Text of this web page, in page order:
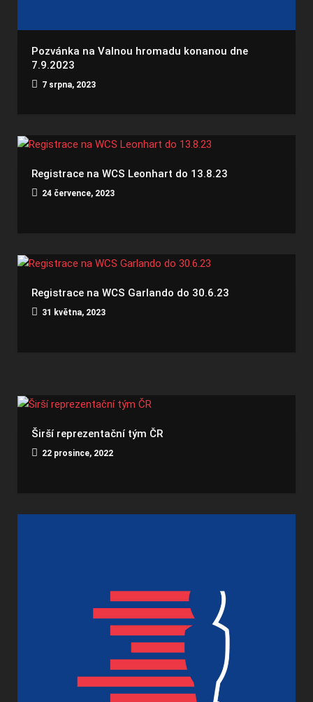
Pozvánka na Valnou hromadu konanou dne
7.9.2023
7 srpna, 2023
Registrace na WCS Leonhart do 13.8.23
24 července, 2023
Registrace na WCS Garlando do 30.6.23
31 května, 2023
Širší reprezentační tým ČR
22 prosince, 2022